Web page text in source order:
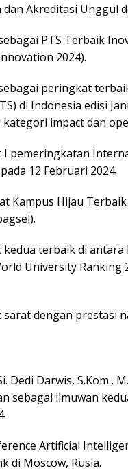
Akreditasi Unggul
PTS Terbaik
2024).
peringkat
di Indonesia edisi
impact dan
pemeringkatan
12 Februari 2024.
Kampus Hijau
terbaik di antara
University Ranking
dengan prestasi
Darwis, S.Kom.,
sebagai ilmuwan
Artificial
di Moscow, Rusia.